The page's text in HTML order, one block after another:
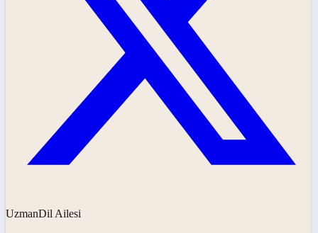
UzmanDil Ailesi